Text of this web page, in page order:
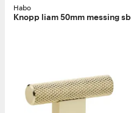
Habo
Knopp liam 50mm messing sb